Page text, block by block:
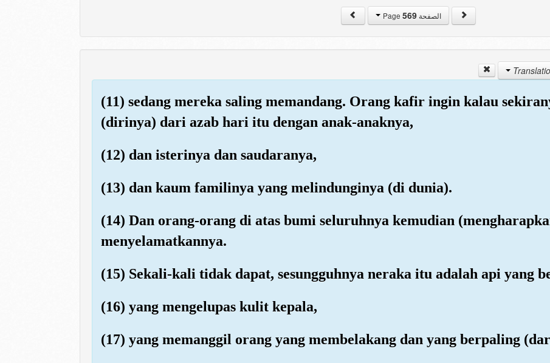
الصفحة Page569
(11) sedang mereka saling memandang. Orang kafir ingin kalau
(dirinya) dari azab hari itu dengan anak-anaknya,
(12) dan isterinya dan saudaranya,
(13) dan kaum familinya yang melindunginya (di dunia).
(14) Dan orang-orang di atas bumi seluruhnya kemudian
menyelamatkannya.
(15) Sekali-kali tidak dapat, sesungguhnya neraka itu adalah api yang
(16) yang mengelupas kulit kepala,
(17) yang memanggil orang yang membelakang dan yang berpaling